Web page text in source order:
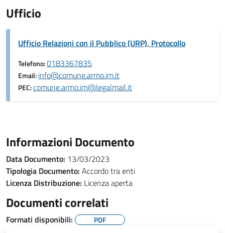
Ufficio
Ufficio Relazioni con il Pubblico (URP), Protocollo
Telefono:0183367835
Email:info@comune.armo.im.it
PEC:comune.armo.im@legalmail.it
Informazioni Documento
Data Documento: 13/03/2023
Tipologia Documento: Accordo tra enti
Licenza Distribuzione: Licenza aperta
Documenti correlati
Formati disponibili: PDF